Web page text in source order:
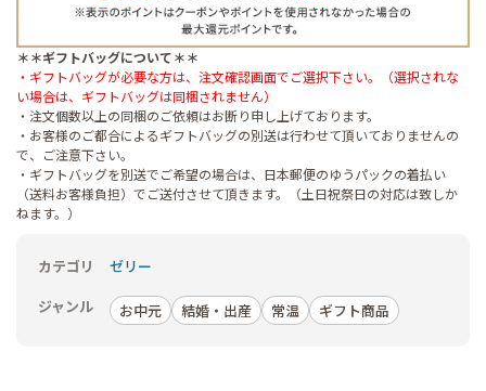
＊＊ギフトバッグについて＊＊
・ギフトバッグが必要な方は、注文確認画面でご選択下さい。（選択されな
い場合は、ギフトバッグは同梱されません）
・注文個数以上の同梱のご依頼はお断り申し上げております。
・お客様のご都合によるギフトバッグの別送は行わせて頂いておりませんの
で、ご注意下さい。
・ギフトバッグを別送でご希望の場合は、日本郵便のゆうパックの着払い
（送料お客様負担）でご送付させて頂きます。（土日祝祭日の対応は致しか
ねます。）
カテゴリ
ゼリー
ジャンル
お中元 結婚・出産 常温 ギフト商品